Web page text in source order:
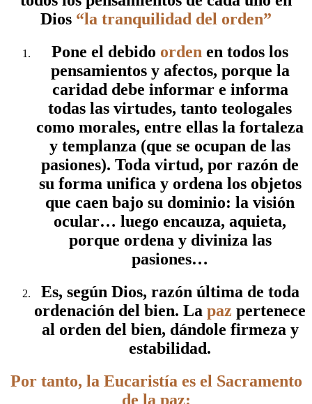
Dios “la tranquilidad del orden”
Pone el debido orden en todos los
pensamientos y afectos, porque la
caridad debe informar e informa
todas las virtudes, tanto teologales
como morales, entre ellas la fortaleza
y templanza (que se ocupan de las
pasiones). Toda virtud, por razón de
su forma unifica y ordena los objetos
que caen bajo su dominio: la visión
ocular… luego encauza, aquieta,
porque ordena y diviniza las
pasiones…
Es, según Dios, razón última de toda
ordenación del bien. La paz pertenece
al orden del bien, dándole firmeza y
estabilidad.
Por tanto, la Eucaristía es el Sacramento
de la paz: